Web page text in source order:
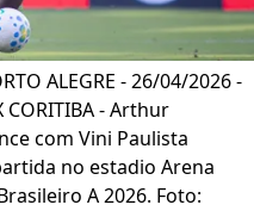
ALEGRE - 26/04/2026 -
CORITIBA - Arthur
com Vini Paulista
no estadio Arena
A 2026. Foto: